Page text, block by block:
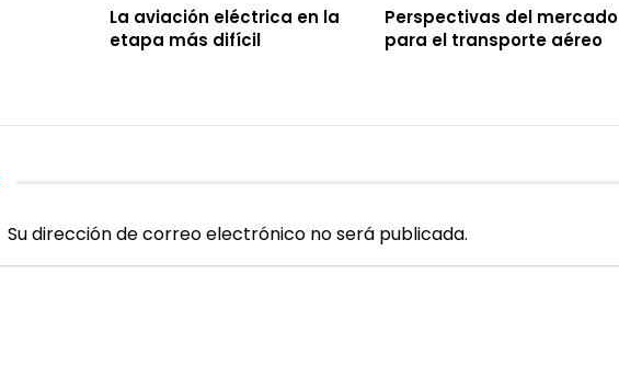
La aviación eléctrica en la
etapa más difícil
Perspectivas del mercado
para el transporte aéreo
Su dirección de correo electrónico no será publicada.